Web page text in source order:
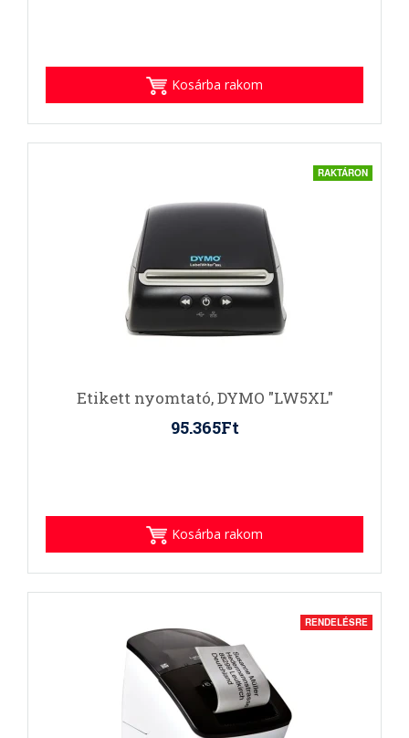
Kosárba rakom
RAKTÁRON
Etikett nyomtató, DYMO "LW5XL"
95.365Ft
Kosárba rakom
RENDELÉSRE